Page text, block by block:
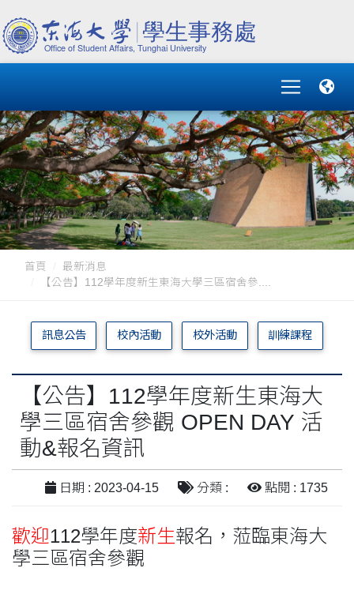
首頁
最新消息
【公告】112學年度新生東海大學三區宿舍參....
訊息公告 校內活動 校外活動 訓練課程
【公告】112學年度新生東海大
學三區宿舍參觀 OPEN DAY 活
動&報名資訊
日期 : 2023-04-15 分類 : 點閱 : 1735
歡迎112學年度新生報名，蒞臨東海大
學三區宿舍參觀